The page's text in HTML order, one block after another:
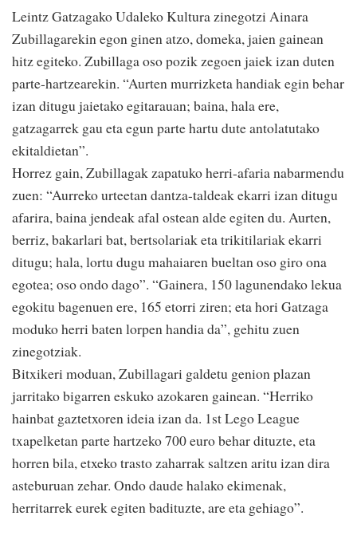
Leintz Gatzagako Udaleko Kultura zinegotzi Ainara
Zubillagarekin egon ginen atzo, domeka, jaien gainean
hitz egiteko. Zubillaga oso pozik zegoen jaiek izan duten
parte-hartzearekin. “Aurten murrizketa handiak egin behar
izan ditugu jaietako egitarauan; baina, hala ere,
gatzagarrek gau eta egun parte hartu dute antolatutako
ekitaldietan”.
Horrez gain, Zubillagak zapatuko herri-afaria nabarmendu
zuen: “Aurreko urteetan dantza-taldeak ekarri izan ditugu
afarira, baina jendeak afal ostean alde egiten du. Aurten,
berriz, bakarlari bat, bertsolariak eta trikitilariak ekarri
ditugu; hala, lortu dugu mahaiaren bueltan oso giro ona
egotea; oso ondo dago”. “Gainera, 150 lagunendako lekua
egokitu bagenuen ere, 165 etorri ziren; eta hori Gatzaga
moduko herri baten lorpen handia da”, gehitu zuen
zinegotziak.
Bitxikeri moduan, Zubillagari galdetu genion plazan
jarritako bigarren eskuko azokaren gainean. “Herriko
hainbat gaztetxoren ideia izan da. 1st Lego League
txapelketan parte hartzeko 700 euro behar dituzte, eta
horren bila, etxeko trasto zaharrak saltzen aritu izan dira
asteburuan zehar. Ondo daude halako ekimenak,
herritarrek eurek egiten badituzte, are eta gehiago”.